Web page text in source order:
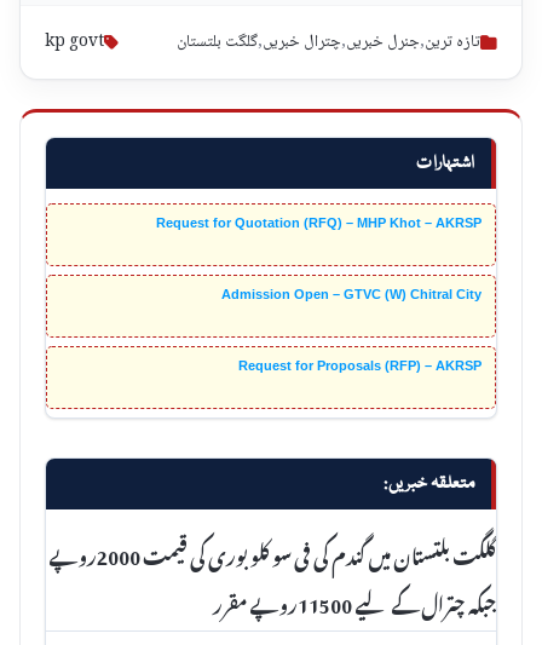
اشتہارات
Request for Quotation (RFQ) – MHP Khot – AKRSP
Admission Open – GTVC (W) Chitral City
Request for Proposals (RFP) – AKRSP
متعلقہ خبریں:
گلگت بلتستان میں گندم کی فی سو کلو بوری کی قیمت 2000روپے
جبکہ چترال کے لیے 11500روپے مقرر
تازہ ترین,جنرل خبریں,چترال خبریں,گلگت بلتستان kp govt